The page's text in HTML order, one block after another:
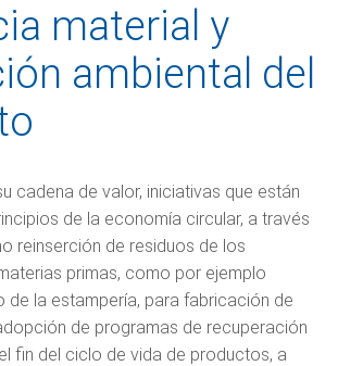
material y
ambiental del
cadena de valor, iniciativas que están
de la economía circular, a través
reinserción de residuos de los
primas, como por ejemplo
de la estampería, para fabricación de
de programas de recuperación
fin del ciclo de vida de productos, a